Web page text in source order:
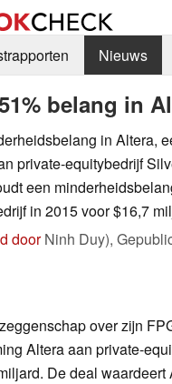
Nieuws
belang in
in Altera,
private-equitybedrijf
een
in 2015 voor $16,7
doorNinh Duy),
over zijn
Altera aan private-
De deal